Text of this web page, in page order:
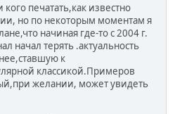
печатать,как известно
но по некоторым моментам я
начиная где-то с 2004 г.
начал терять .актуальность
к
классикой.Примеров
желании, может увидеть